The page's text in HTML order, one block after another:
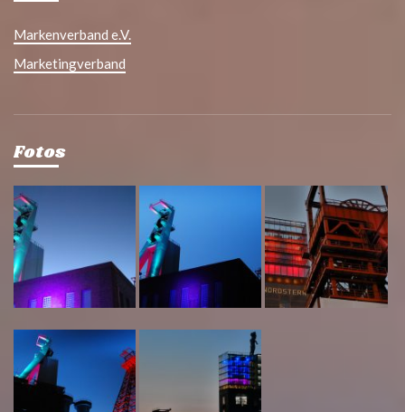
Markenverband e.V.
Marketingverband
Fotos